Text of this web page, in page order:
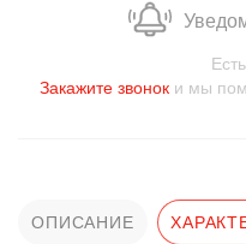
Закажите звоноки мы
ОПИСАНИЕ